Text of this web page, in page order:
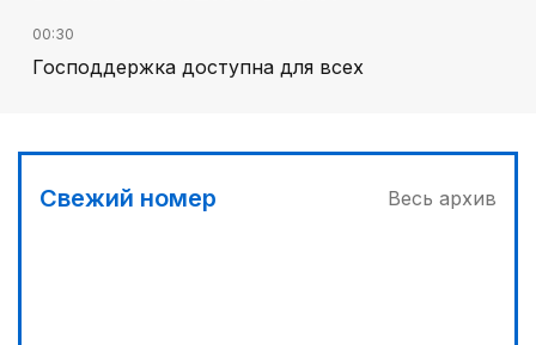
00:30
Господдержка доступна для всех
Продолжаются инспекционные поездки
Свежий номер Весь архив